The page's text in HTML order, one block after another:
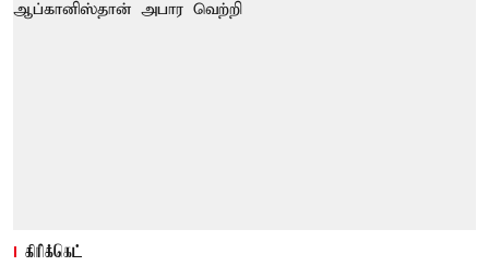
கிரிக்கெட்